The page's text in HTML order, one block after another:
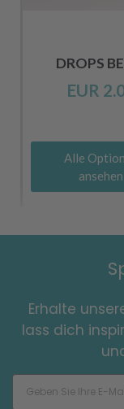
DROPS
EUR
Alle
ansehen
Erhalte
lass dich